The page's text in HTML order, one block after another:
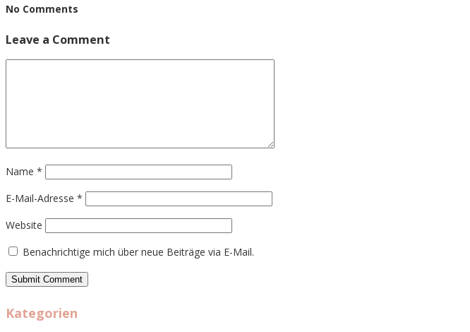
No Comments
Leave a Comment
Name *
E-Mail-Adresse *
Website
Benachrichtige mich über neue Beiträge via E-Mail.
Kategorien